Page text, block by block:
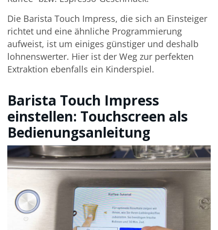
Die Barista Touch Impress, die sich an Einsteiger
richtet und eine ähnliche Programmierung
aufweist, ist um einiges günstiger und deshalb
lohnenswerter. Hier ist der Weg zur perfekten
Extraktion ebenfalls ein Kinderspiel.
Barista Touch Impress
einstellen: Touchscreen als
Bedienungsanleitung